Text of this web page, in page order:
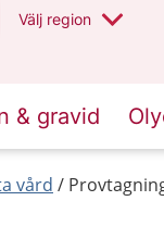
Välj region
& gravid
vård